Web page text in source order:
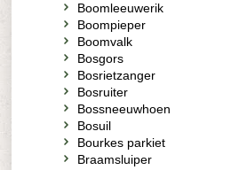
Boomleeuwerik
Boompieper
Boomvalk
Bosgors
Bosrietzanger
Bosruiter
Bossneeuwhoen
Bosuil
Bourkes parkiet
Braamsluiper